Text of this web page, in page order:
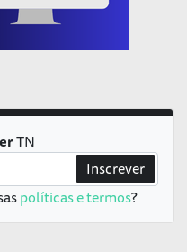
TN
políticas e termos?
Inscrever